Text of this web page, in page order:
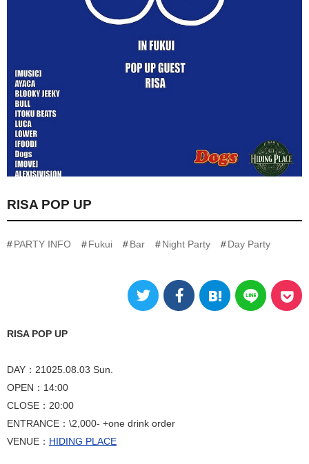
RISA POP UP
PARTY INFO Fukui Bar Night Party Day Party
RISA POP UP
DAY：21025.08.03 Sun.
OPEN：14:00
CLOSE：20:00
ENTRANCE：\2,000- +one drink order
VENUE： HIDING PLACE